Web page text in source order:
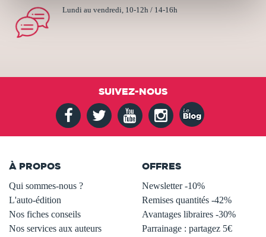
Lundi au vendredi, 10-12h / 14-16h
SUIVEZ-NOUS
À PROPOS
Qui sommes-nous ?
L'auto-édition
Nos fiches conseils
Nos services aux auteurs
OFFRES
Newsletter -10%
Remises quantités -42%
Avantages libraires -30%
Parrainage : partagez 5€